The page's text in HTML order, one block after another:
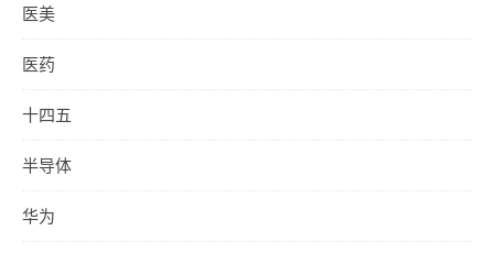
医美
医药
十四五
半导体
华为